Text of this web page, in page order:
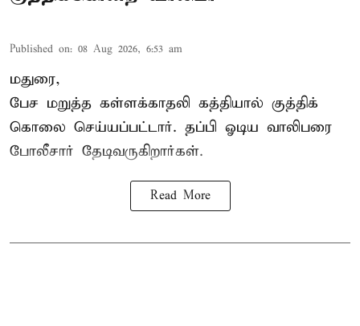
Published on: 08 Aug 2026, 6:53 am
மதுரை,
பேச மறுத்த கள்ளக்காதலி கத்தியால் குத்திக்
கொலை செய்யப்பட்டார். தப்பி ஓடிய வாலிபரை
போலீசார் தேடிவருகிறார்கள்.
Read More